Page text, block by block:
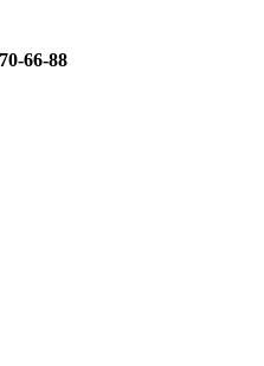
66-88